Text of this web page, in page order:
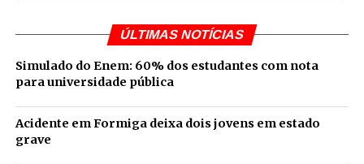
ÚLTIMAS NOTÍCIAS
Simulado do Enem: 60% dos estudantes com nota
para universidade pública
Acidente em Formiga deixa dois jovens em estado
grave